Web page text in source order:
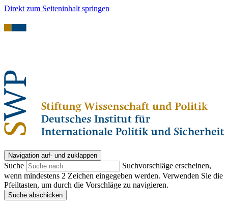
Direkt zum Seiteninhalt springen
Navigation auf- und zuklappen
Suche
Suchvorschläge erscheinen,
wenn mindestens 2 Zeichen eingegeben werden. Verwenden Sie die
Pfeiltasten, um durch die Vorschläge zu navigieren.
Suche abschicken